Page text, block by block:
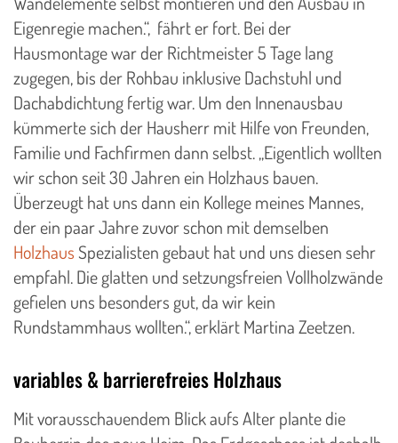
Eigenregie machen.“, fährt er fort. Bei der
Hausmontage war der Richtmeister 5 Tage lang
zugegen, bis der Rohbau inklusive Dachstuhl und
Dachabdichtung fertig war. Um den Innenausbau
kümmerte sich der Hausherr mit Hilfe von Freunden,
Familie und Fachfirmen dann selbst. „Eigentlich wollten
wir schon seit 30 Jahren ein Holzhaus bauen.
Überzeugt hat uns dann ein Kollege meines Mannes,
der ein paar Jahre zuvor schon mit demselben
Holzhaus Spezialisten gebaut hat und uns diesen sehr
empfahl. Die glatten und setzungsfreien Vollholzwände
gefielen uns besonders gut, da wir kein
Rundstammhaus wollten.“, erklärt Martina Zeetzen.
variables & barrierefreies Holzhaus
Mit vorausschauendem Blick aufs Alter plante die